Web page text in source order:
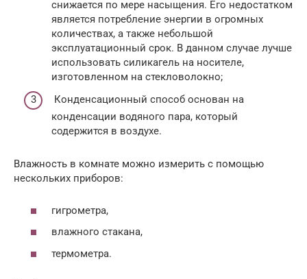
снижается по мере насыщения. Его недостатком
является потребление энергии в огромных
количествах, а также небольшой
эксплуатационный срок. В данном случае лучше
использовать силикагель на носителе,
изготовленном на стекловолокно;
Конденсационный способ основан на
конденсации водяного пара, который
содержится в воздухе.
Влажность в комнате можно измерить с помощью
нескольких приборов:
гигрометра,
влажного стакана,
термометра.